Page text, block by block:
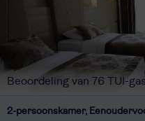
Beoordeling van 76 TUI-
2-persoonskamer,